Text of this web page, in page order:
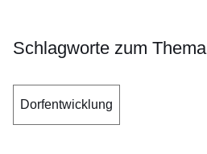
Schlagworte zum Thema
Dorfentwicklung